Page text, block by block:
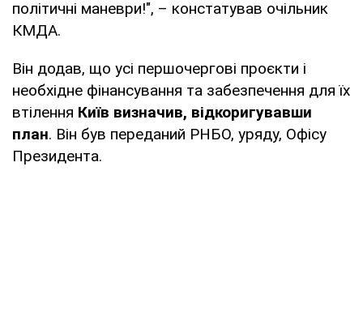
політичні маневри!", – констатував очільник
КМДА.
Він додав, що усі першочергові проєкти і
необхідне фінансування та забезпечення для їх
втілення Київ визначив, відкоригувавши
план. Він був переданий РНБО, уряду, Офісу
Президента.